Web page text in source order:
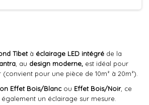
Tibet à éclairage LED intégré de la
, au design moderne, est idéal pour
pour une pièce de 10m² à 20m²).
Effet Bois/Blanc ou Effet Bois/Noir, ce
un éclairage sur mesure.